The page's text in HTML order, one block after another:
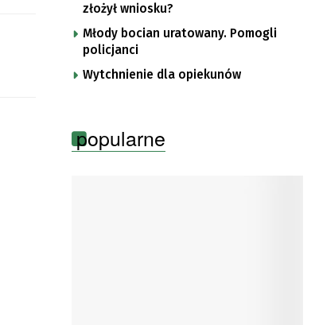
złożył wniosku?
Młody bocian uratowany. Pomogli
policjanci
Wytchnienie dla opiekunów
popularne